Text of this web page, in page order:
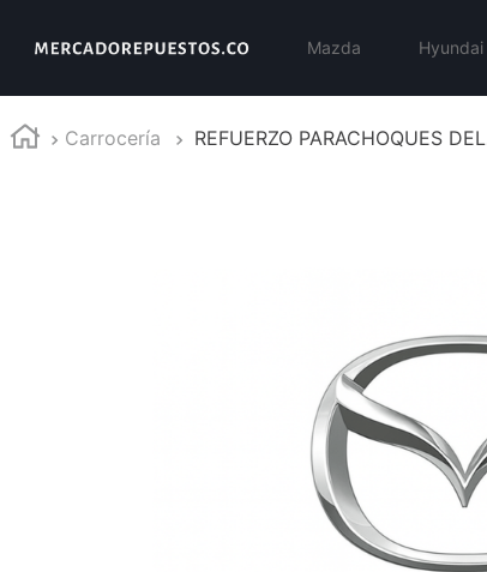
Mazda Hyundai
Carrocería REFUERZO PARACHOQUES